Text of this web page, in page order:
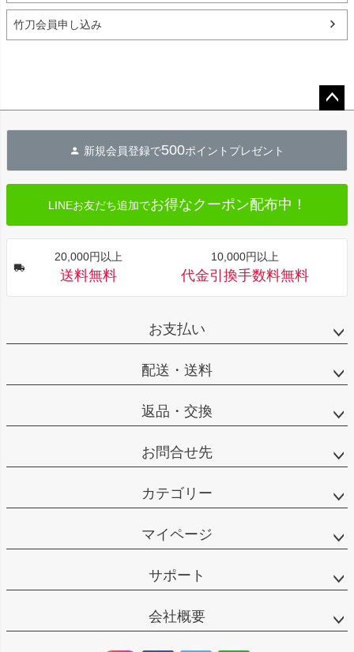
竹刀会員申し込み
へ
新規会員登録で500ポイントプレゼント
LINEお友だち追加でお得なクーポン配布中！
20,000円以上
送料無料
10,000円以上
代金引換手数料無料
お支払い
配送・送料
返品・交換
お問合せ先
カテゴリー
マイページ
サポート
会社概要